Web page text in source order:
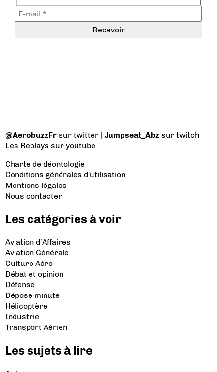
@AerobuzzFr sur twitter |Jumpseat_Abz sur twitch
Les Replays sur youtube
Charte de déontologie
Conditions générales d'utilisation
Mentions légales
Nous contacter
Les catégories à voir
Aviation d’Affaires
Aviation Générale
Culture Aéro
Débat et opinion
Défense
Dépose minute
Hélicoptère
Industrie
Transport Aérien
Les sujets à lire